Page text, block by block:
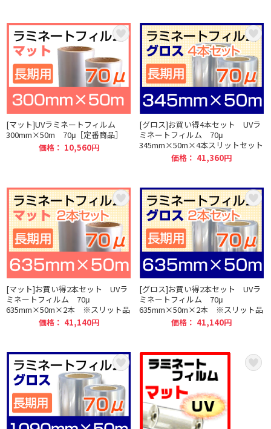
[マット]UVラミネートフィルム
300mm×50m 70μ［定番商品］
価格： 10,560円
[グロス]お買い得4本セット UVラ
ミネートフィルム 70μ
345mm×50m×4本スリットセット
価格： 41,360円
[マット]お買い得2本セット UVラ
ミネートフィルム 70μ
635mm×50m×2本 ※スリット品
価格： 41,140円
[グロス]お買い得2本セット UVラ
ミネートフィルム 70μ
635mm×50m×2本 ※スリット品
価格： 41,140円